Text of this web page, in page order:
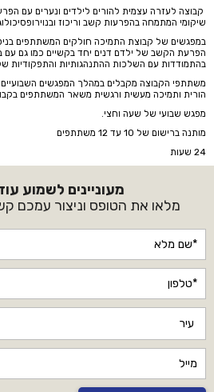
קבוצה לעזרה עצמית להורים לילדים ונערים עם
שיקומי המתמחה בהפרעות קשב וריכוז
במפגשים של קבוצת התמיכה חולקים המשתתפים
הפרעת הקשב של ילדם דנים יחד בקשיים כמו גם עם
בהתמודדות עם השלכות ההתנהגותיות והתפקודיות
משתתפי הקבוצה מקבלים במהלך המפגשים
הורית ותמיכה מעשית ורגשית משאר המשתתפים
מפגש שבועי של שעה וחצי.
מותנה ברישום של 10 עד 12 משתתפים
24 שעות
מעוניינים לשמוע
מלאו את הטופס וניצור עמכם